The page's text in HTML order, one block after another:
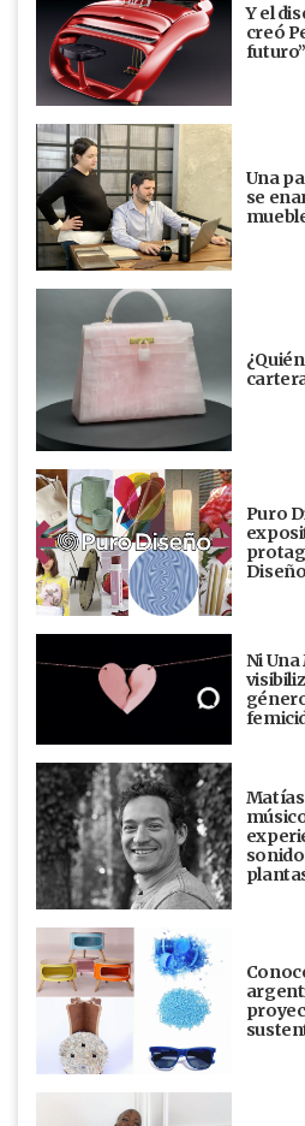
Y el
creó
futuro”
Una
se
Puro
Ni